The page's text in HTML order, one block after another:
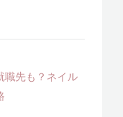
職先も？ネイル